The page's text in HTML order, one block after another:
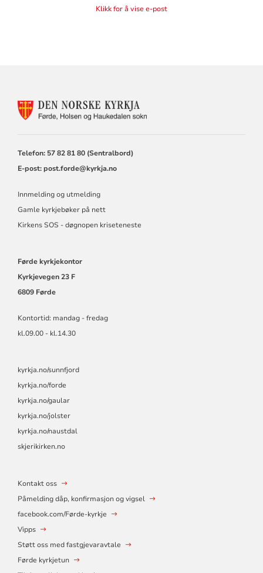
Klikk for å vise e-post
FOR
Telefon: 57 82 81 80 (Sentralbord)
E-post:post.forde@kyrkja.no
Innmelding og utmelding
Gamle kyrkjebøker på nett
Kirkens SOS - døgnopen kriseteneste
Førde kyrkjekontor
Kyrkjevegen 23 F
6809 Førde
Kontortid: mandag - fredag
kl.09.00 - kl.14.30
kyrkja.no/sunnfjord
kyrkja.no/forde
kyrkja.no/gaular
kyrkja.no/jolster
kyrkja.no/naustdal
skjerikirken.no
Kontakt oss
Påmelding dåp, konfirmasjon og vigsel
facebook.com/Førde-kyrkje
Vipps
Støtt oss med fastgjevaravtale
Førde kyrkjetun